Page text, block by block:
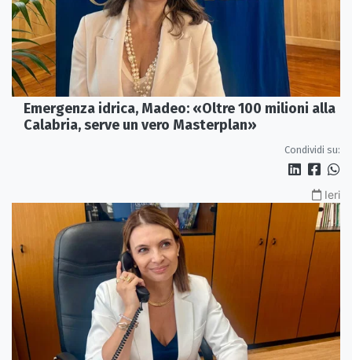
Emergenza idrica, Madeo: «Oltre 100 milioni alla
Calabria, serve un vero Masterplan»
Condividi su:
Ieri